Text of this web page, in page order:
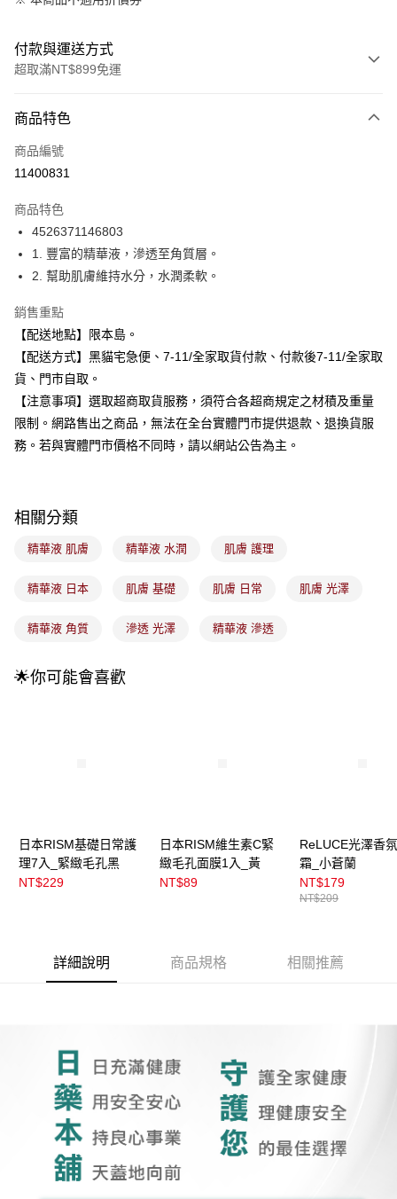
付款與運送方式
超取滿NT$899免運
信用卡一次付款
信用卡分期付款
合作金庫商業銀行
華南商業銀行
上海商業儲蓄銀行
台北富邦商業銀行
國泰世華商業銀行
兆豐國際商業銀行
匯豐（台灣）商業銀行
聯邦商業銀行
元大商業銀行
永豐商業銀行
台新國際商業銀行
台灣樂天信用卡公司
LINE Pay
街口支付
悠遊付
Google Pay
全盈+PAY
大哥付你分期
1.本服務由台灣大哥大提供，台灣大哥大用戶可立即使用無須另外申請。
2.付款方式選擇「大哥付你分期」，訂單成立後會自動跳轉到大哥付的交易
流程，驗證手機門號後，選擇欲分期的期數、繳款截止日，確認付款後即完
4.訂單成立30分鐘內，如未前往確認交易或遇審核未通過，訂單將自動取
法說明評估內容。
醒簡訊。
2.透過簡訊連結打開帳單後，可選擇「超商條碼／台灣大直營門市／銀行轉
3.完整用戶服務條款，請詳閱以下連結：https://oppay.tw/userRule
ATM付款
運送方式
全家取貨付款
付款後全家取貨
付款後門市自取
每筆NT$100，滿NT$399(含以上)免運費
商品特色
商品編號
11400831
商品特色
4526371146803
1. 豐富的精華液，滲透至角質層。
2. 幫助肌膚維持水分，水潤柔軟。
銷售重點
【配送地點】限本島。
【配送方式】黑貓宅急便、7-11/全家取貨付款、付款後7-11/全家取
貨、門市自取。
【注意事項】選取超商取貨服務，須符合各超商規定之材積及重量
限制。網路售出之商品，無法在全台實體門市提供退款、退換貨服
務。若與實體門市價格不同時，請以網站公告為主。
相關分類
精華液 肌膚 精華液 水潤 肌膚 護理
精華液 日本 肌膚 基礎 肌膚 日常 肌膚 光澤
精華液 角質 滲透 光澤 精華液 滲透
🌟你可能會喜歡
日本RISM基礎日常護
理7入_緊緻毛孔黑
NT$229
日本RISM維生素C緊
緻毛孔面膜1入_黃
NT$89
ReLUCE光澤香
霜_小蒼蘭
NT$179
NT$209
詳細說明 商品規格 相關推薦